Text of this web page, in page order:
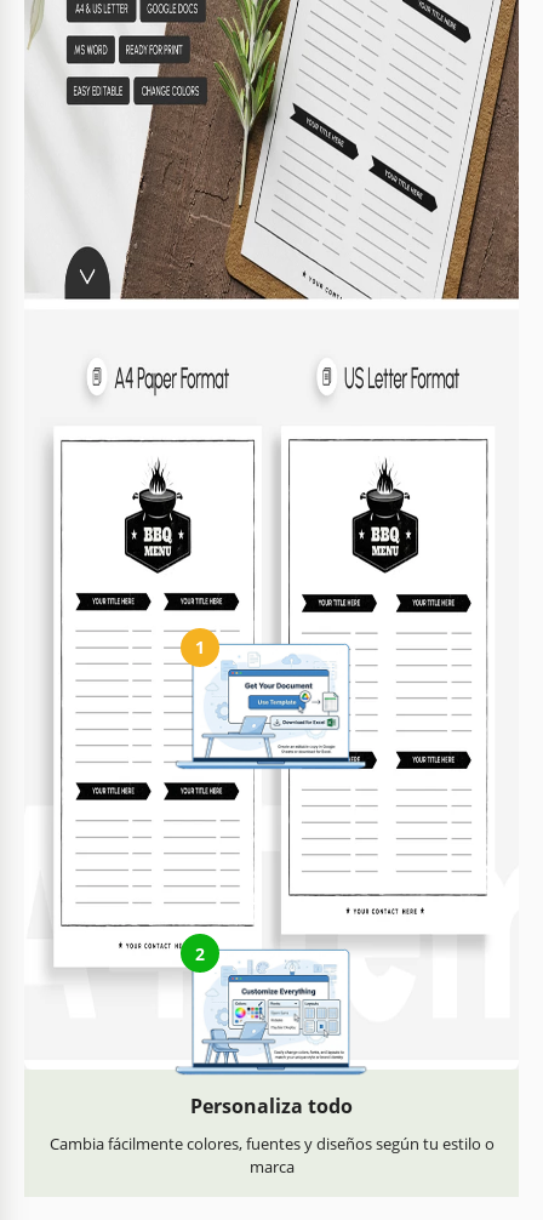
4
Categoriza los artículos lógicamente para facilitar la
navegación.
FAQ
¿Es compatible con Google Docs?
Sí, está diseñado para Google Docs y Microsoft
¿Puedo personalizar el diseño?
Absolutamente, modifica fácilmente títulos,
secciones y detalles de contacto.
Sí, este modelo está disponible de forma gratuita.
Es muy intuitivo y directo para cualquiera.
¿Puedo cambiar el formato del papel?
Sí, incluye formatos A4 y Carta US.
Cómo usar y editar esta plantilla
1
Obtén tu documento
Haz clic en "Editar plantilla" para crear una copia editable en
Google Docs o descargar para Microsoft Word
2
Personaliza todo
Cambia fácilmente colores, fuentes y diseños según tu estilo o
marca